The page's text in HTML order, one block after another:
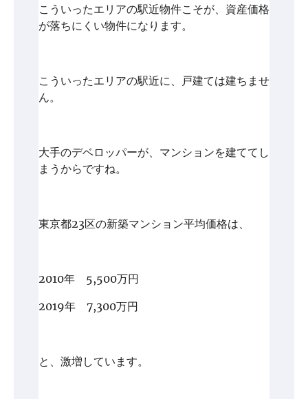
こういったエリアの駅近物件こそが、資産価格
が落ちにくい物件になります。
こういったエリアの駅近に、戸建ては建ちませ
ん。
大手のデベロッパーが、マンションを建ててし
まうからですね。
東京都23区の新築マンション平均価格は、
2010年 5,500万円
2019年 7,300万円
と、激増しています。